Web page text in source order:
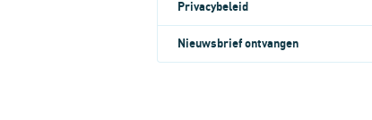
Privacybeleid
Nieuwsbrief ontvangen